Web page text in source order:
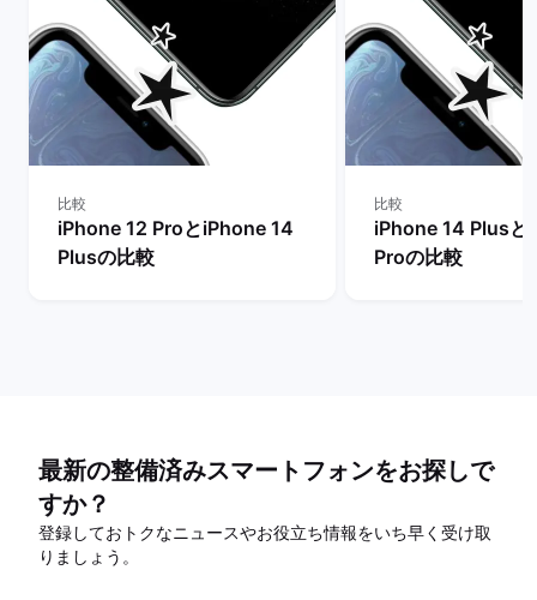
比較
iPhone 12 ProとiPhone 14
Plusの比較
比較
iPhone 14 Plusと
Proの比較
最新の整備済みスマートフォンをお探しで
すか？
登録しておトクなニュースやお役立ち情報をいち早く受け取
りましょう。